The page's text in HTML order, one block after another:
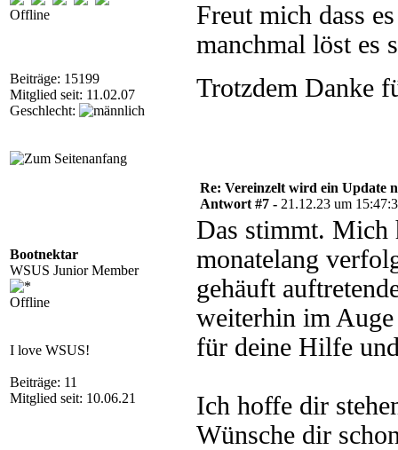
Offline
Beiträge: 15199
Mitglied seit: 11.02.07
Geschlecht:
Freut mich dass
manchmal löst es
Trotzdem Danke
Bootnektar
WSUS Junior Member
Offline
I love WSUS!
Beiträge: 11
Mitglied seit: 10.06.21
Re: Vereinzelt wird ein Update
Antwort #7 - 21.12.23 um
Das stimmt. Mich
monatelang
gehäuft
weiterhin im
für deine Hilfe
Ich hoffe dir
Wünsche dir